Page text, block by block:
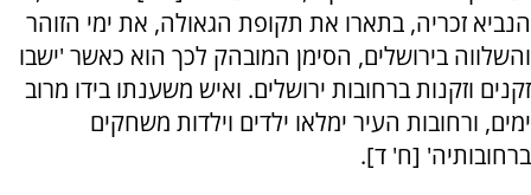
הנביא זכריה, בתארו את תקופת הגאולה, את ימי הזוהר
והשלווה בירושלים, הסימן המובהק לכך הוא כאשר 'ישבו
זקנים וזקנות ברחובות ירושלים. ואיש משענתו בידו מרוב
ימים, ורחובות העיר ימלאו ילדים וילדות משחקים
ברחובותיה' [ח' ד].